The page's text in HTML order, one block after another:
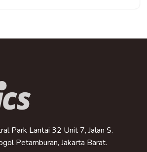
Park Lantai 32 Unit 7, Jalan S.
Petamburan, Jakarta Barat.